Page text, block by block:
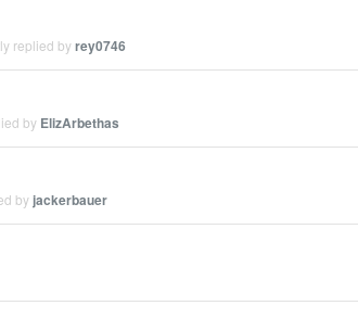
replied byrey0746
by ElizArbethas
by jackerbauer